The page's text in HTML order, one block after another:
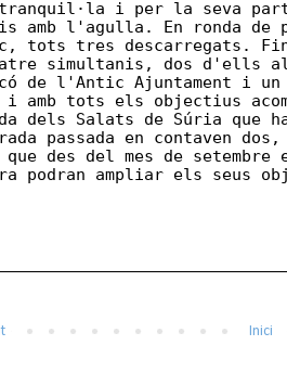
i per la seva
amb l'agulla. En ronda
tots tres descarregats.
simultanis, dos d'ells
de l'Antic Ajuntament i
i amb tots els objectius
dels Salats de Súria que
passada en contaven
des del mes de
podran ampliar els seus
Inici